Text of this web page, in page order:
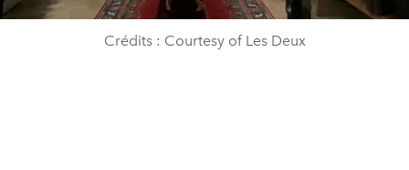
Crédits : Courtesy of Les Deux